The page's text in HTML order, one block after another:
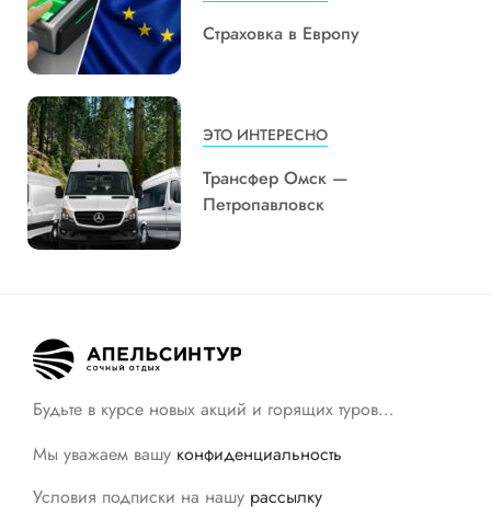
Страховка в Европу
ЭТО ИНТЕРЕСНО
Трансфер Омск —
Петропавловск
Будьте в курсе новых акций и горящих туров…
Мы уважаем вашу конфиденциальность
Условия подписки на нашу рассылку